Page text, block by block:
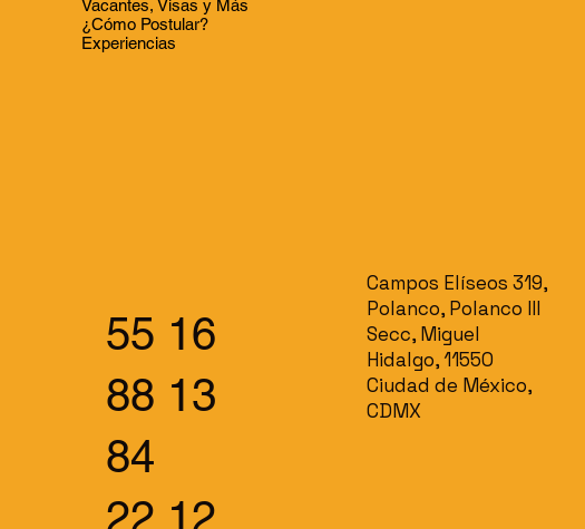
Vacantes, Visas y Más
¿Cómo Postular?
Experiencias
55 16
88 13
84
22 12
Campos Elíseos 319,
Polanco, Polanco III
Secc, Miguel
Hidalgo, 11550
Ciudad de México,
CDMX